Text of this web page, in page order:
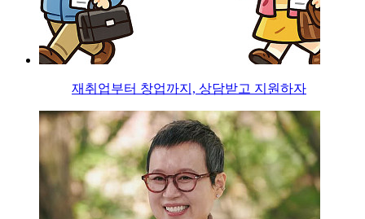
재취업부터 창업까지, 상담받고 지원하자